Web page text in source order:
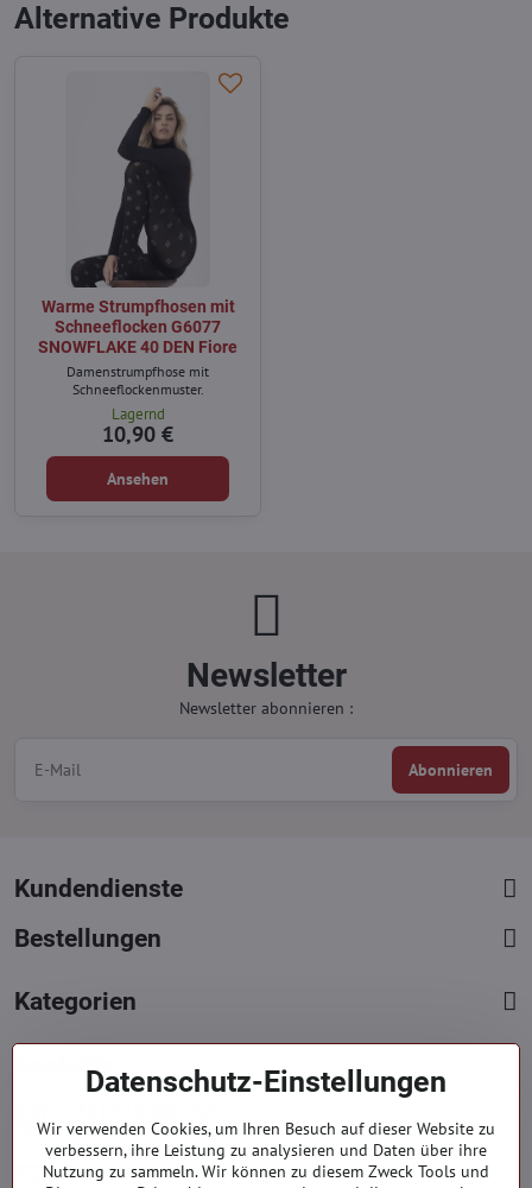
Alternative Produkte
Warme Strumpfhosen mit
Schneeflocken G6077
SNOWFLAKE 40 DEN Fiore
Damenstrumpfhose mit
Schneeflockenmuster.
Lagernd
10,90 €
Ansehen
Newsletter
Newsletter abonnieren :
Abonnieren
Kundendienste
Bestellungen
Kategorien
Kontakte
Mont. - Freit. : 09:00 - 15:00 hod.
info​@everlady​.eu
Datenschutz-Einstellungen
Wir verwenden Cookies, um Ihren Besuch auf dieser Website zu
verbessern, ihre Leistung zu analysieren und Daten über ihre
Nutzung zu sammeln. Wir können zu diesem Zweck Tools und